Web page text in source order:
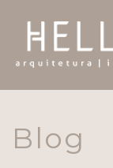
Blog